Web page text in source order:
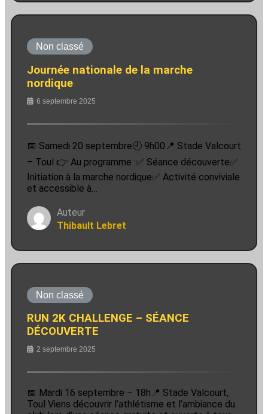
Non classé
Journée nationale de la marche
nordique
6 septembre 2025
📅 Samedi 20 septembre🕘 9h00📍 Stade Valcourt
– Toul 👉 Au programme :✅ Séance découverte✅
Initiation à la marche nordique✅ Activité conviviale
et accessible à…
Auteur
Thibault Lebret
Non classé
RUN 2K CHALLENGE – SÉANCE
DÉCOUVERTE
2 septembre 2025
📅 Mardi 16 septembre – 18h📍 Stade Valcourt,
Toul Viens découvrir l’athlétisme et l’ambiance du